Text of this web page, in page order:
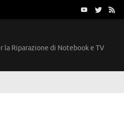
la Riparazione di Notebook e TV